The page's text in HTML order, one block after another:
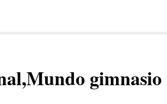
gimnasio